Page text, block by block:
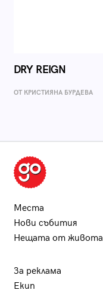
DRY REIGN
ОТ КРИСТИЯНА БУРДЕВА
Места
Нови събития
Нещата от живота
За реклама
Екип